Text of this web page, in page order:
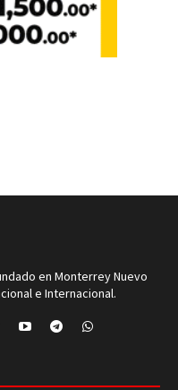
en Monterrey Nuevo
e Internacional.